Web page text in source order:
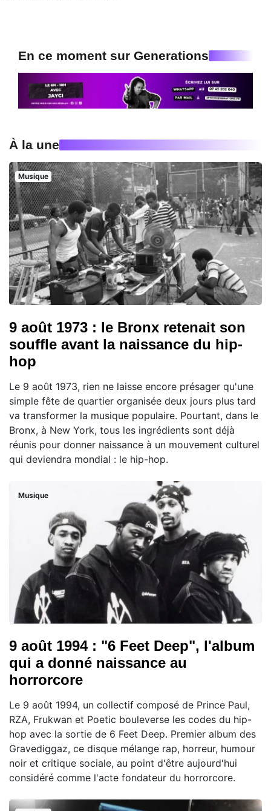
En ce moment sur Generations
À la une
Musique
9 août 1973 : le Bronx retenait son
souffle avant la naissance du hip-
hop
Le 9 août 1973, rien ne laisse encore présager qu'une
simple fête de quartier organisée deux jours plus tard
va transformer la musique populaire. Pourtant, dans le
Bronx, à New York, tous les ingrédients sont déjà
réunis pour donner naissance à un mouvement culturel
qui deviendra mondial : le hip-hop.
Musique
9 août 1994 : "6 Feet Deep", l'album
qui a donné naissance au
horrorcore
Le 9 août 1994, un collectif composé de Prince Paul,
RZA, Frukwan et Poetic bouleverse les codes du hip-
hop avec la sortie de 6 Feet Deep. Premier album des
Gravediggaz, ce disque mélange rap, horreur, humour
noir et critique sociale, au point d'être aujourd'hui
considéré comme l'acte fondateur du horrorcore.